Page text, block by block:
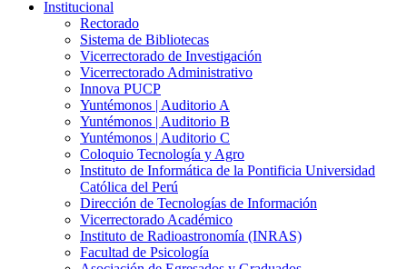
Institucional
Rectorado
Sistema de Bibliotecas
Vicerrectorado de Investigación
Vicerrectorado Administrativo
Innova PUCP
Yuntémonos | Auditorio A
Yuntémonos | Auditorio B
Yuntémonos | Auditorio C
Coloquio Tecnología y Agro
Instituto de Informática de la Pontificia Universidad
Católica del Perú
Dirección de Tecnologías de Información
Vicerrectorado Académico
Instituto de Radioastronomía (INRAS)
Facultad de Psicología